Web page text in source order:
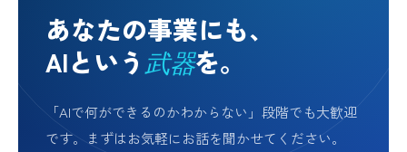
あなたの事業にも、
AIという武器を。
「AIで何ができるのかわからない」段階でも大歓迎
です。まずはお気軽にお話を聞かせてください。